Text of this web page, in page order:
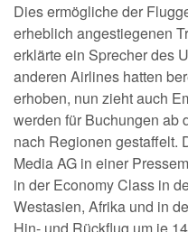
Dies ermögliche der
erheblich angestiegenen
erklärte ein Sprecher des
anderen Airlines hatten
erhoben, nun zieht auch
werden für Buchungen ab
nach Regionen gestaffelt.
Media AG in einer
in der Economy Class in
Westasien, Afrika und in